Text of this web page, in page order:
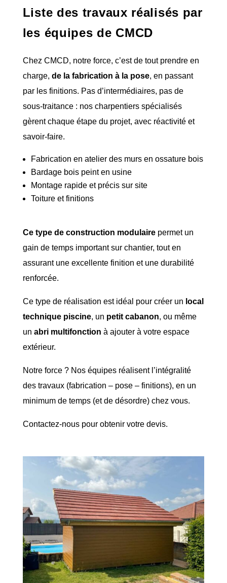
Liste des travaux réalisés par
les équipes de CMCD
Chez CMCD, notre force, c’est de tout prendre en
charge, de la fabrication à la pose, en passant
par les finitions. Pas d’intermédiaires, pas de
sous-traitance : nos charpentiers spécialisés
gèrent chaque étape du projet, avec réactivité et
savoir-faire.
Fabrication en atelier des murs en ossature bois
Bardage bois peint en usine
Montage rapide et précis sur site
Toiture et finitions
Ce type de construction modulairepermet un
gain de temps important sur chantier, tout en
assurant une excellente finition et une durabilité
renforcée.
Ce type de réalisation est idéal pour créer un local
technique piscine, un petit cabanon, ou même
un abri multifonction à ajouter à votre espace
extérieur.
Notre force ? Nos équipes réalisent l’intégralité
des travaux (fabrication – pose – finitions), en un
minimum de temps (et de désordre) chez vous.
Contactez-nous pour obtenir votre devis.